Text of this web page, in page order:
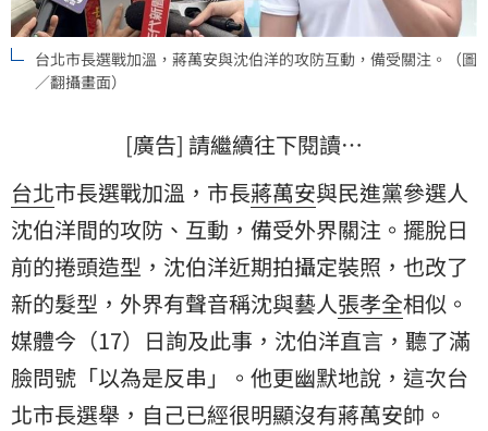
台北市長選戰加溫，蔣萬安與沈伯洋的攻防互動，備受關注。（圖
／翻攝畫面）
[廣告] 請繼續往下閱讀…
台北市長選戰加溫，市長蔣萬安與民進黨參選人
沈伯洋間的攻防、互動，備受外界關注。擺脫日
前的捲頭造型，沈伯洋近期拍攝定裝照，也改了
新的髮型，外界有聲音稱沈與藝人張孝全相似。
媒體今（17）日詢及此事，沈伯洋直言，聽了滿
臉問號「以為是反串」。他更幽默地說，這次台
北市長選舉，自己已經很明顯沒有蔣萬安帥。